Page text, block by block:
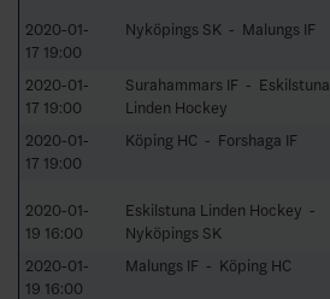
2020-01-
17 19:00
Nyköpings SK - Malungs IF
2020-01-
17 19:00
Surahammars IF - Eskilstuna
Linden Hockey
2020-01-
17 19:00
Köping HC - Forshaga IF
2020-01-
19 16:00
Eskilstuna Linden Hockey -
Nyköpings SK
2020-01-
19 16:00
Malungs IF - Köping HC